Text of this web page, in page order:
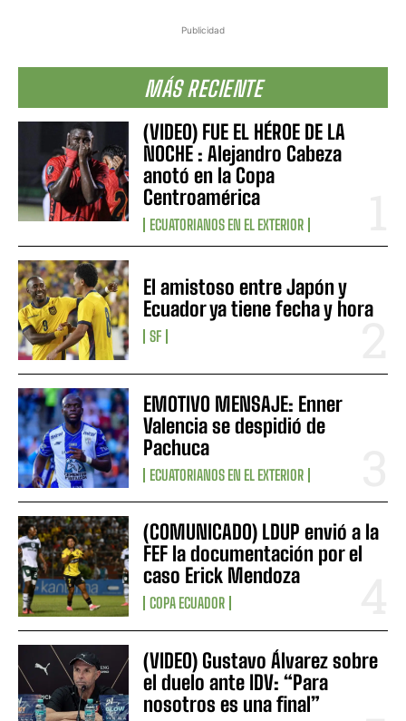
Publicidad
MÁS RECIENTE
(VIDEO) FUE EL HÉROE DE LA
NOCHE : Alejandro Cabeza
anotó en la Copa
Centroamérica
ECUATORIANOS EN EL EXTERIOR
El amistoso entre Japón y
Ecuador ya tiene fecha y hora
SF
EMOTIVO MENSAJE: Enner
Valencia se despidió de
Pachuca
ECUATORIANOS EN EL EXTERIOR
(COMUNICADO) LDUP envió a la
FEF la documentación por el
caso Erick Mendoza
COPA ECUADOR
(VIDEO) Gustavo Álvarez sobre
el duelo ante IDV: “Para
nosotros es una final”